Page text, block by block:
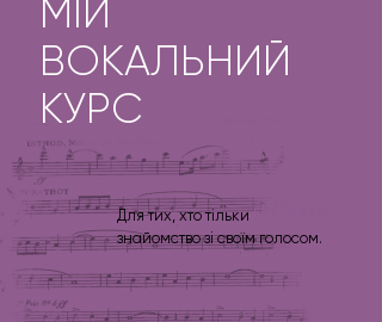
МІЙ
ВОКАЛЬНИЙ
КУРС
Для тих, хто тількиПОЧИНАЄ
знайомство зі своїм голосом.